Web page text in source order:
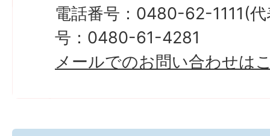
電話番号：0480-62-1111(
号：0480-61-4281
メールでのお問い合わせは